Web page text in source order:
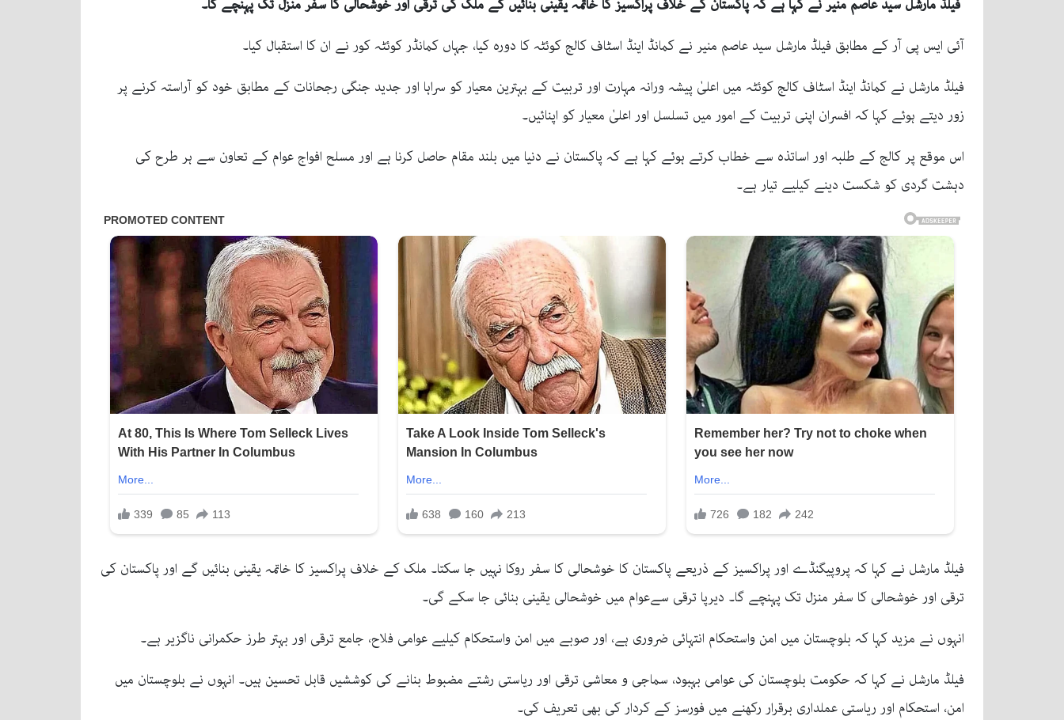
فیلڈ مارشل سید عاصم منیر نے کہا ہے کہ پاکستان کے خلاف پراکسیز کا خاتمہ یقینی بنائیں گے ملک کی ترقی اور خوشحالی کا سفر منزل تک پہنچے گا۔
آئی ایس پی آر کے مطابق فیلڈ مارشل سید عاصم منیر نے کمانڈ اینڈ اسٹاف کالج کوئٹہ کا دورہ کیا، جہاں کمانڈر کوئٹہ کور نے ان کا استقبال کیا۔
فیلڈ مارشل نے کمانڈ اینڈ اسٹاف کالج کوئٹہ میں اعلیٰ پیشہ ورانہ مہارت اور تربیت کے بہترین معیار کو سراہا اور جدید جنگی رجحانات کے مطابق خود کو آراستہ کرنے پر
زور دیتے ہوئے کہا کہ افسران اپنی تربیت کے امور میں تسلسل اور اعلیٰ معیار کو اپنائیں۔
اس موقع پر کالج کے طلبہ اور اساتذہ سے خطاب کرتے ہوئے کہا ہے کہ پاکستان نے دنیا میں بلند مقام حاصل کرنا ہے اور مسلح افواج عوام کے تعاون سے ہر طرح کی
دہشت گردی کو شکست دینے کیلیے تیار ہے۔
فیلڈ مارشل نے کہا کہ پروپیگنڈے اور پراکسیز کے ذریعے پاکستان کا خوشحالی کا سفر روکا نہیں جا سکتا۔ ملک کے خلاف پراکسیز کا خاتمہ یقینی بنائیں گے اور پاکستان کی
ترقی اور خوشحالی کا سفر منزل تک پہنچے گا۔ دیرپا ترقی سےعوام میں خوشحالی یقینی بنائی جا سکے گی۔
انہوں نے مزید کہا کہ بلوچستان میں امن واستحکام انتہائی ضروری ہے، اور صوبے میں امن واستحکام کیلیے عوامی فلاح، جامع ترقی اور بہتر طرز حکمرانی ناگزیر ہے۔
فیلڈ مارشل نے کہا کہ حکومت بلوچستان کی عوامی بہبود، سماجی و معاشی ترقی اور ریاستی رشتے مضبوط بنانے کی کوششیں قابل تحسین ہیں۔ انہوں نے بلوچستان میں
امن، استحکام اور ریاستی عملداری برقرار رکھنے میں فورسز کے کردار کی بھی تعریف کی۔